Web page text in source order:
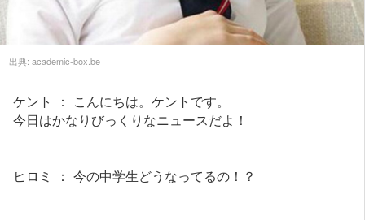
出典: academic-box.be
ケント ： こんにちは。ケントです。
今日はかなりびっくりなニュースだよ！
ヒロミ ： 今の中学生どうなってるの！？